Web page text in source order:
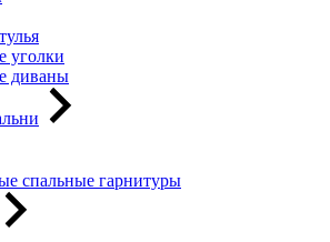
уголки
диваны
спальные гарнитуры